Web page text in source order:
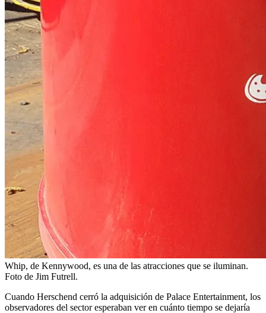
Whip, de Kennywood, es una de las atracciones que se iluminan.
Foto de Jim Futrell.
Cuando Herschend cerró la adquisición de Palace Entertainment, los
observadores del sector esperaban ver en cuánto tiempo se dejaría